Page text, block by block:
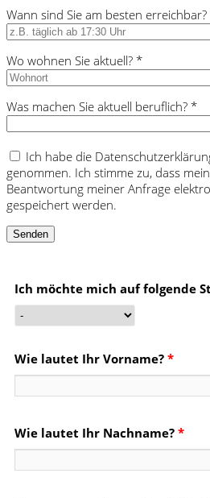
Wann sind Sie am besten erreichbar?
Wo wohnen Sie aktuell? *
Was machen Sie aktuell beruflich? *
Ich habe die
genommen. Ich stimme zu, dass
Beantwortung meiner Anfrage
gespeichert werden.
Ich möchte mich auf folgende
Wie lautet Ihr Vorname? *
Wie lautet Ihr Nachname? *